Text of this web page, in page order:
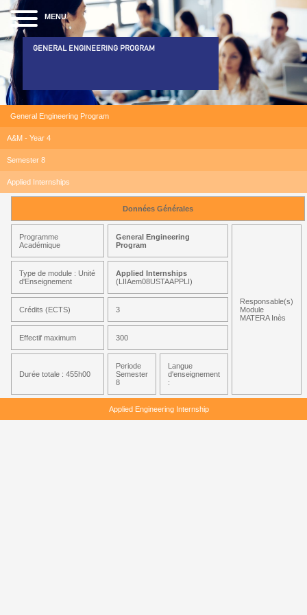
MENU
GENERAL ENGINEERING PROGRAM
General Engineering Program
A&M - Year 4
Semester 8
Applied Internships
Données Générales
Programme
Académique
General Engineering
Program
Responsable(s)
Module
MATERA Inès
Type de module : Unité
d'Enseignement
Applied Internships
(LIIAem08USTAAPPLI)
Crédits (ECTS) 3
Effectif maximum 300
Durée totale : 455h00
Periode
Semester
8
Langue
d'enseignement
:
Applied Engineering Internship